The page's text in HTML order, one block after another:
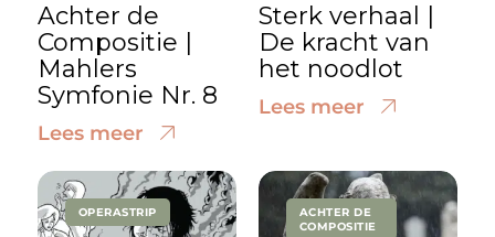
Achter de
Compositie |
Mahlers
Symfonie Nr. 8
Lees meer
Sterk verhaal |
De kracht van
het noodlot
Lees meer
OPERASTRIP
ACHTER DE
COMPOSITIE